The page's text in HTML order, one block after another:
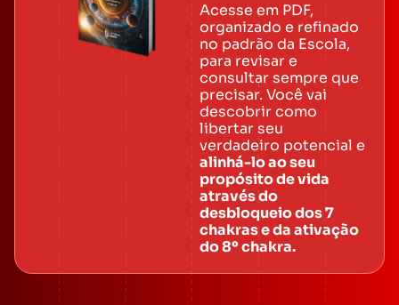
Acesse em PDF,
organizado e refinado
no padrão da Escola,
para revisar e
consultar sempre que
precisar. Você vai
descobrir como
libertar seu
verdadeiro potencial e
alinhá-lo ao seu
propósito de vida
através do
desbloqueio dos 7
chakras e da ativação
do 8º chakra.